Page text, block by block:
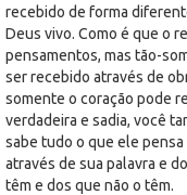
recebido de forma
Deus vivo. Como é que o
pensamentos, mas tão-
ser recebido através de
somente o coração pode
verdadeira e sadia, você
sabe tudo o que ele
através de sua palavra e
têm e dos que não o têm.